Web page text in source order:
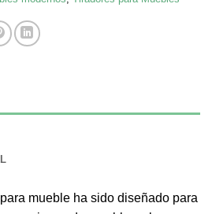
mueble ha sido diseñado para